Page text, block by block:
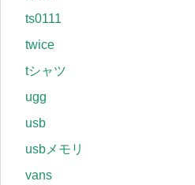
ts0111
twice
tシャツ
ugg
usb
usbメモリ
vans